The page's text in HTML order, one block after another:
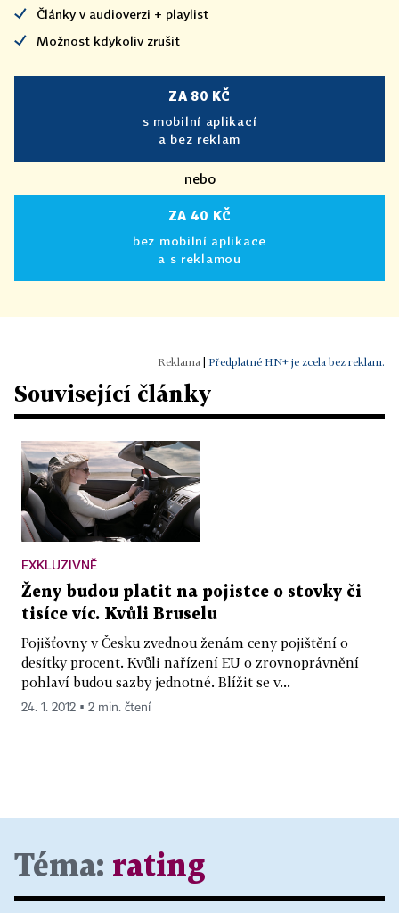
Články v audioverzi + playlist
Možnost kdykoliv zrušit
ZA 80 KČ
s mobilní aplikací
a bez reklam
nebo
ZA 40 KČ
bez mobilní aplikace
a s reklamou
Předplatné HN+ je zcela bez reklam.
Související články
EXKLUZIVNĚ
Ženy budou platit na pojistce o stovky či
tisíce víc. Kvůli Bruselu
Pojišťovny v Česku zvednou ženám ceny pojištění o
desítky procent. Kvůli nařízení EU o zrovnoprávnění
pohlaví budou sazby jednotné. Blížit se v...
24. 1. 2012 ▪ 2 min. čtení
Téma: rating